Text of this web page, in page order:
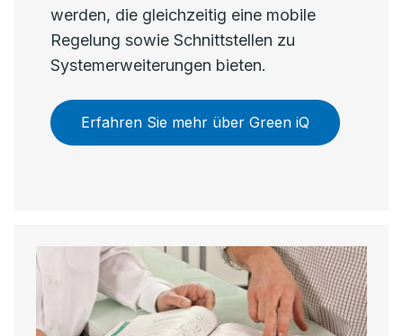
werden, die gleichzeitig eine mobile
Regelung sowie Schnittstellen zu
Systemerweiterungen bieten.
Erfahren Sie mehr über Green iQ